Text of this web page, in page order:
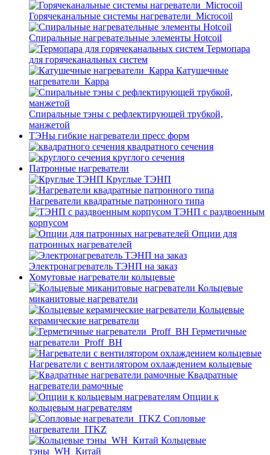
Горячеканальные системы нагреватели_Microcoil
Спиральные нагревательные элементы Hotcoil
Термопара
для горячеканальных систем
Катушечные
нагреватели_Карра
Спиральные тэны с рефлектирующей трубкой,
манжетой
ТЭНы гибкие нагреватели пресс форм
квадратного сечения
круглого сечения
Патронные нагреватели
Круглые ТЭНП
Нагреватели квадратные патронного типа
ТЭНП с раздвоенным
корпусом
Опции для
патронных нагревателей
Электронагреватель ТЭНП на заказ
Хомутовые нагреватели кольцевые
Кольцевые
миканитовые нагреватели
Кольцевые
керамические нагреватели
Герметичные
нагреватели_Proff_BH
Нагреватели с вентилятором охлаждением кольцевые
Квадратные
нагреватели рамочные
Опции к
кольцевым нагревателям
Cопловые
нагреватели_ITKZ
Кольцевые
тэны_WH_Китай